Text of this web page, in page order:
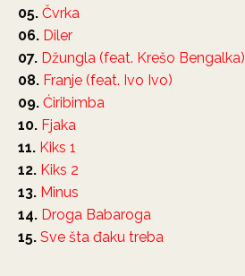
05. Čvrka
06. Diler
07. Džungla (feat. Krešo Bengalka)
08. Franje (feat. Ivo Ivo)
09. Ćiribimba
10. Fjaka
11. Kiks 1
12. Kiks 2
13. Minus
14. Droga Babaroga
15. Sve šta đaku treba